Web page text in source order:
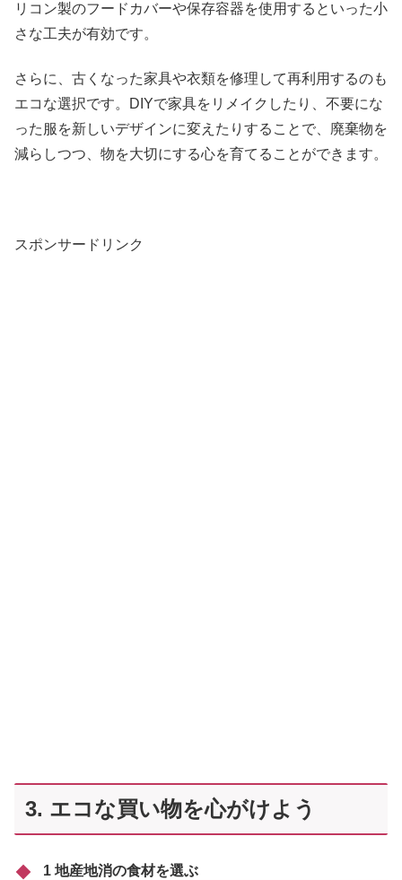
リコン製のフードカバーや保存容器を使用するといった小
さな工夫が有効です。
さらに、古くなった家具や衣類を修理して再利用するのも
エコな選択です。DIYで家具をリメイクしたり、不要にな
った服を新しいデザインに変えたりすることで、廃棄物を
減らしつつ、物を大切にする心を育てることができます。
スポンサードリンク
3. エコな買い物を心がけよう
1 地産地消の食材を選ぶ